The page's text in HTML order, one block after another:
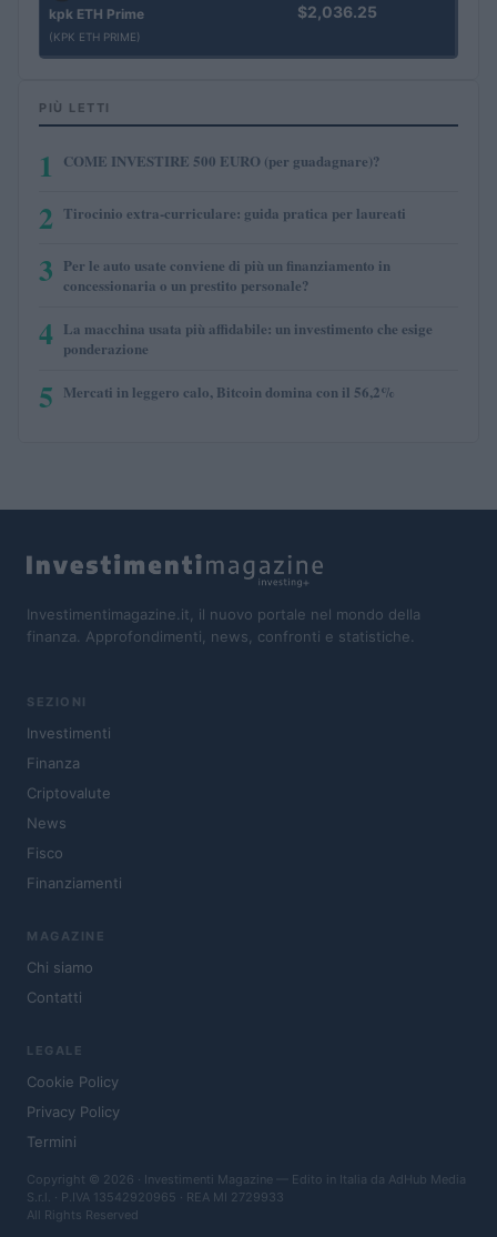
kpk ETH Prime
(KPK ETH PRIME)
$2,036.25
PIÙ LETTI
1 COME INVESTIRE 500 EURO (per guadagnare)?
2 Tirocinio extra-curriculare: guida pratica per laureati
3 Per le auto usate conviene di più un finanziamento in
concessionaria o un prestito personale?
4 La macchina usata più affidabile: un investimento che esige
ponderazione
5 Mercati in leggero calo, Bitcoin domina con il 56,2%
Investimentimagazine.it, il nuovo portale nel mondo della
finanza. Approfondimenti, news, confronti e statistiche.
SEZIONI
Investimenti
Finanza
Criptovalute
News
Fisco
Finanziamenti
MAGAZINE
Chi siamo
Contatti
LEGALE
Cookie Policy
Privacy Policy
Termini
Copyright © 2026 · Investimenti Magazine — Edito in Italia da AdHub Media
S.r.l. · P.IVA 13542920965 · REA MI 2729933
All Rights Reserved